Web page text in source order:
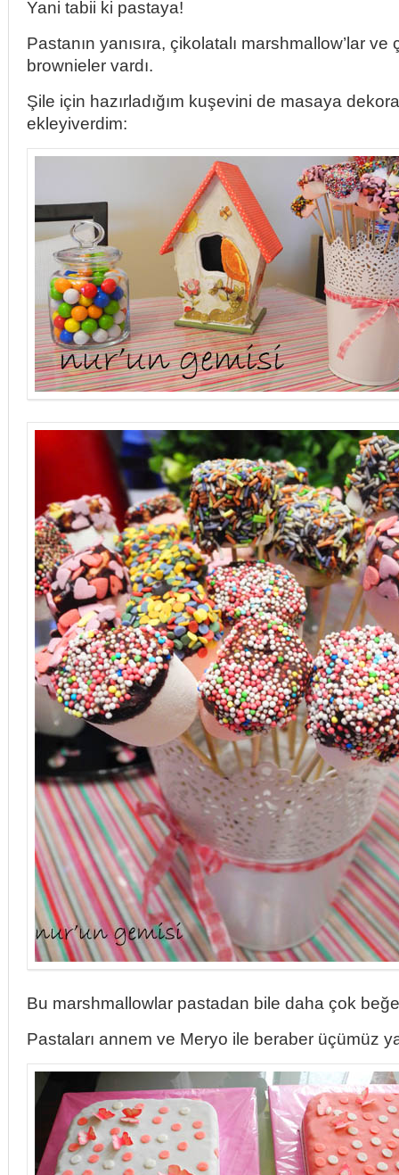
Yani tabii ki pastaya!
Pastanın yanısıra, çikolatalı marshmallow’lar ve
brownieler vardı.
Şile için hazırladığım kuşevini de masaya
ekleyiverdim:
Bu marshmallowlar pastadan bile daha çok
Pastaları annem ve Meryo ile beraber üçümüz